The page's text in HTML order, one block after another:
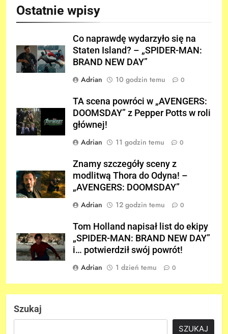
Ostatnie wpisy
Co naprawdę wydarzyło się na
Staten Island? – „SPIDER-MAN:
BRAND NEW DAY”
Adrian
10 godzin temu 0
TA scena powróci w „AVENGERS:
DOOMSDAY” z Pepper Potts w roli
głównej!
Adrian
11 godzin temu 0
Znamy szczegóły sceny z
modlitwą Thora do Odyna! –
„AVENGERS: DOOMSDAY”
Adrian
12 godzin temu 0
Tom Holland napisał list do ekipy
„SPIDER-MAN: BRAND NEW DAY”
i… potwierdził swój powrót!
Adrian
1 dzień temu 0
Szukaj
SZUKAJ